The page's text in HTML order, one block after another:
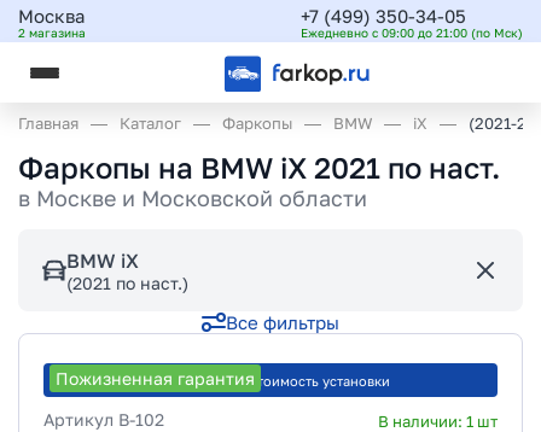
Москва
2 магазина
+7 (499) 350-34-05
Ежедневно с 09:00 до 21:00 (по Мск)
Главная Каталог Фаркопы BMW iX (2021-
Фаркопы на BMW iX 2021 по наст.
в Москве и Московской области
BMW iX
(2021 по наст.)
Все фильтры
Пожизненная гарантияРассчитать стоимость установки
Артикул B-102 В наличии: 1 шт